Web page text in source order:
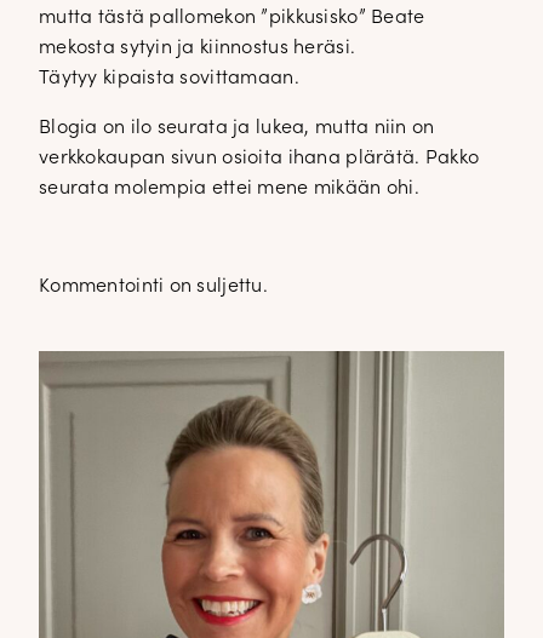
mutta tästä pallomekon ”pikkusisko” Beate
mekosta sytyin ja kiinnostus heräsi.
Täytyy kipaista sovittamaan.
Blogia on ilo seurata ja lukea, mutta niin on
verkkokaupan sivun osioita ihana plärätä. Pakko
seurata molempia ettei mene mikään ohi.
Kommentointi on suljettu.